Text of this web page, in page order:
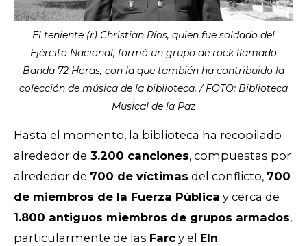
El teniente (r) Christian Ríos, quien fue soldado del
Ejército Nacional, formó un grupo de rock llamado
Banda 72 Horas, con la que también ha contribuido la
colección de música de la biblioteca. / FOTO: Biblioteca
Musical de la Paz
Hasta el momento, la biblioteca ha recopilado
alrededor de 3.200 canciones, compuestas por
alrededor de 700 de víctimas del conflicto, 700
de miembros de la Fuerza Pública y cerca de
1.800 antiguos miembros de grupos armados,
particularmente de las Farc y el Eln.